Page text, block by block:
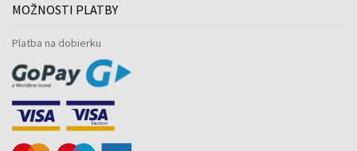
MOŽNOSTI PLATBY
Platba na dobierku